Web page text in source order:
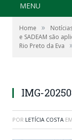
MENU
Home »
e SADEAM são
Rio Preto da Eva
IMG-
POR LETÍCIA COSTA EM